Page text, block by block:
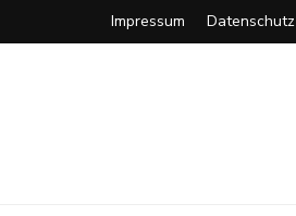
Impressum Datenschutz